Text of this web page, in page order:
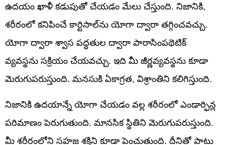
ఉదయం ఖాళీ కడుపుతో చేయడం మేలు చేస్తుంది. నిజానికి,
శరీరంలో కనిపించే కార్టిసాల్‌ను యోగా ద్వారా తగ్గించవచ్చు.
యోగా ద్వారా శ్వాస పద్ధతుల ద్వారా పారాసింపథెటిక్
వ్యవస్థను సక్రియం చేయవచ్చు. ఇది మీ జీర్ణవ్యవస్థను కూడా
మెరుగుపరుస్తుంది. మనసుకి ఏకాగ్రత, విశ్రాంతిని కలిగిస్తుంది.
నిజానికి ఉదయాన్నే యోగా చేయడం వల్ల శరీరంలో ఎండార్ఫిన్ల
పరిమాణం పెరుగుతుంది. మానసిక స్థితిని మెరుగుపరుస్తుంది.
మీ శరీరంలోని సహజ శక్తిని కూడా పెంచుతుంది. దీనితో పాటు